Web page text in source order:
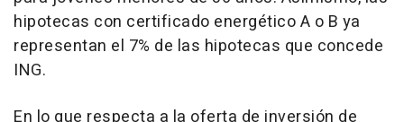
hipotecas con certificado energético A o B ya
representan el 7% de las hipotecas que concede
ING.